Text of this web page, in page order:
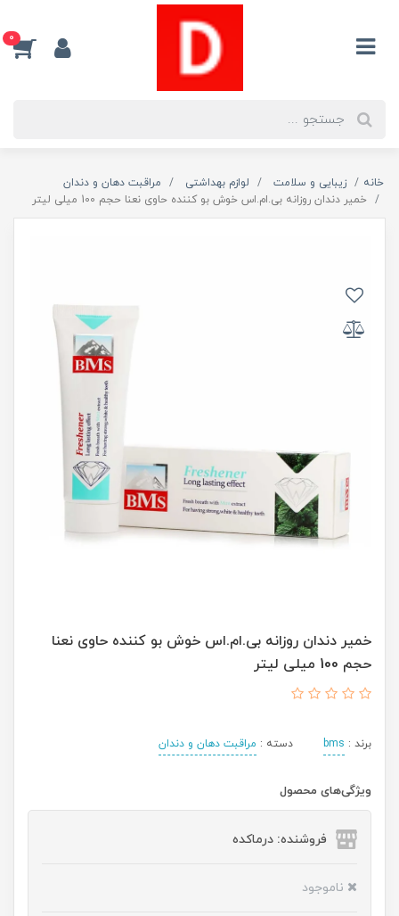
0
خانه زیبایی و سلامت لوازم بهداشتی
مراقبت دهان و دندان
خمیر دندان روزانه بی.ام.اس خوش بو کننده حاوی نعنا حجم 100 میلی لیتر
خمیر دندان روزانه بی.ام.اس خوش بو کننده حاوی نعنا
حجم 100 میلی لیتر
برند : bms دسته : مراقبت دهان و دندان
ویژگی‌های محصول
فروشنده: درماکده
ناموجود